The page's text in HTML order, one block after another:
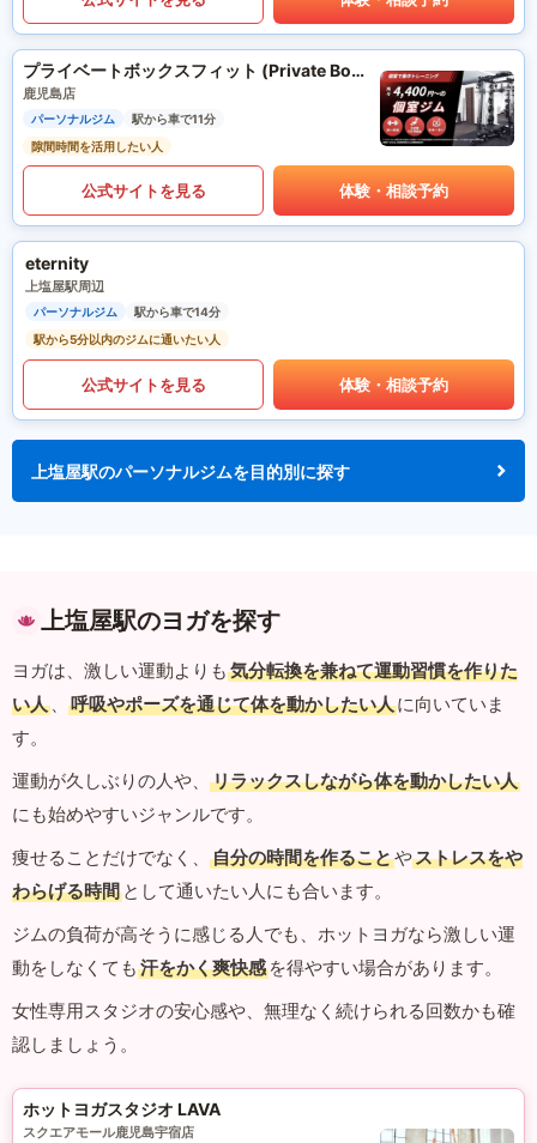
プライベートボックスフィット (Private Box Fit)
鹿児島店
パーソナルジム
駅から車で11分
隙間時間を活用したい人
公式サイトを見る 体験・相談予約
eternity
上塩屋駅周辺
パーソナルジム
駅から車で14分
駅から5分以内のジムに通いたい人
公式サイトを見る 体験・相談予約
上塩屋駅のパーソナルジムを目的別に探す
上塩屋駅のヨガを探す
ヨガは、激しい運動よりも 気分転換を兼ねて運動習慣を作りた
い人 、 呼吸やポーズを通じて体を動かしたい人に向いていま
す。
運動が久しぶりの人や、
リラックスしながら体を動かしたい人
にも始めやすいジャンルです。
痩せることだけでなく、
自分の時間を作ることやストレスをや
わらげる時間 として通いたい人にも合います。
ジムの負荷が高そうに感じる人でも、ホットヨガなら激しい運
動をしなくても 汗をかく爽快感 を得やすい場合があります。
女性専用スタジオの安心感や、無理なく続けられる回数かも確
認しましょう。
ホットヨガスタジオ LAVA
スクエアモール鹿児島宇宿店